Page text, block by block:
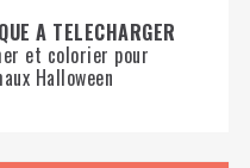
A TELECHARGER
et colorier pour
Halloween